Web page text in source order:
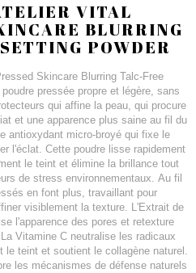
VITAL
BLURRING
POWDER
Skincare Blurring Talc-Free
pressée propre et légère, sans
qui affine la peau, qui procure
et une apparence plus saine au fil du
antioxydant micro-broyé qui fixe le
l'éclat. Cette poudre lisse rapidement
le teint et élimine la brillance tout
de stress environnementaux. Au fil
en font plus, travaillant pour
visiblement la texture. L'Extrait de
l'apparence des pores et retexture
Vitamine C neutralise les radicaux
le teint et soutient le collagène naturel.
les mécanismes de défense naturels